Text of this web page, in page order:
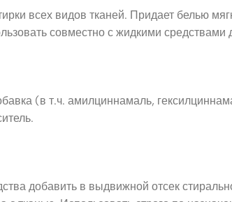
всех видов тканей. Придает белью
совместно с жидкими средствами
(в т.ч. амилциннамаль,
добавить в выдвижной отсек